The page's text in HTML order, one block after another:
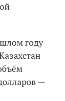
году
—